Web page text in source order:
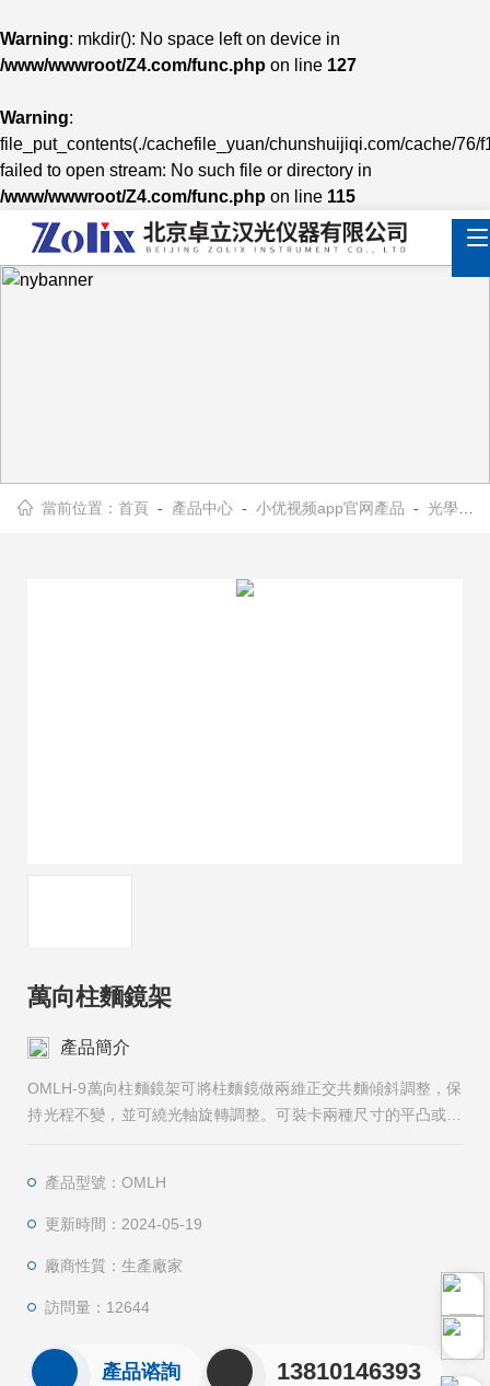
Warning: mkdir(): No space left on device in
/www/wwwroot/Z4.com/func.php on line 127
Warning:
file_put_contents(./cachefile_yuan/chunshuijiqi.com/cache/76/
failed to open stream: No such file or directory in
/www/wwwroot/Z4.com/func.php on line 115
當前位置：首頁 - 產品中心 -小优视频app官网產品 -光學調整架
萬向柱麵鏡架
產品簡介
OMLH-9萬向柱麵鏡架可將柱麵鏡做兩維正交共麵傾斜調整，保
持光程不變，並可繞光軸旋轉調整。可裝卡兩種尺寸的平凸或平
產品型號：OMLH
更新時間：2024-05-19
廠商性質：生產廠家
訪問量：12644
產品谘詢 13810146393